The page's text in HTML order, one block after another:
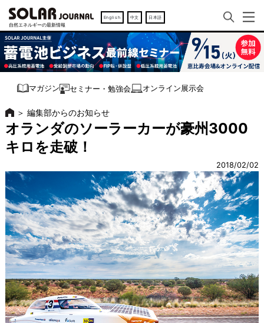
English 中文 日本語
マガジン セミナー・勉強会 オンライン展示会
＞ 編集部からのお知らせ
オランダのソーラーカーが豪州3000
キロを走破！
2018/02/02